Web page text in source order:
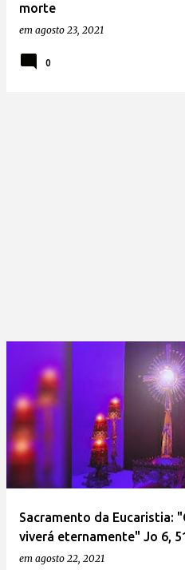
morte
em agosto 23, 2021
0
Sacramento da Eucaristia:
viverá eternamente" Jo 6,
em agosto 22, 2021